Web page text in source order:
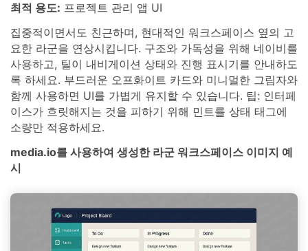
최적 용도: 프로젝트 관리 앱 UI
집중적이면서도 친근하며, 현대적인 워크스페이스 옆의 고
요한 라군을 연상시킵니다. 구조와 가독성을 위해 네이비를
사용하고, 틸이 내비게이션 상태와 진행 표시기를 안내하도
록 하세요. 부드러운 오프화이트 카드와 미니멀한 그림자와
함께 사용하면 UI를 가볍게 유지할 수 있습니다. 팁: 인터페
이스가 흐릿해지는 것을 피하기 위해 민트를 상태 태그에
소량만 적용하세요.
media.io를 사용하여 생성한 라군 워크스페이스 이미지 예
시